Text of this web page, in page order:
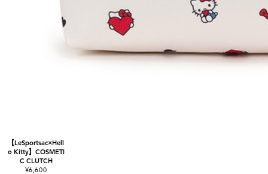
【LeSportsac×Hell
o Kitty】COSMETI
C CLUTCH
¥6,600